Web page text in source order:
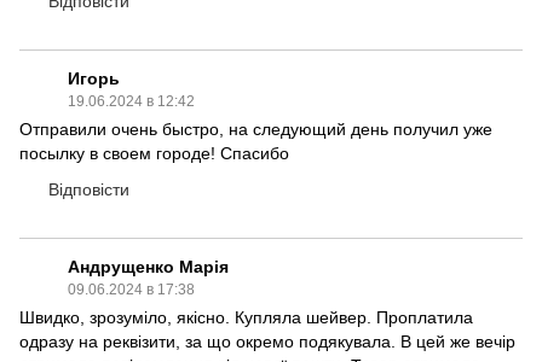
Игорь
19.06.2024 в 12:42
Отправили очень быстро, на следующий день получил уже
посылку в своем городе! Спасибо
Відповісти
Андрущенко Марія
09.06.2024 в 17:38
Швидко, зрозуміло, якісно. Купляла шейвер. Проплатила
одразу на реквізити, за що окремо подякувала. В цей же вечір